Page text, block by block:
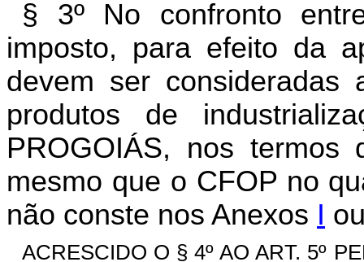
§ 3º No confronto
imposto, para efeito da
devem ser consideradas
produtos de
PROGOIÁS, nos
mesmo que o CFOP no
não conste nos Anexos I
ACRESCIDO O § 4º AO ART. 5º